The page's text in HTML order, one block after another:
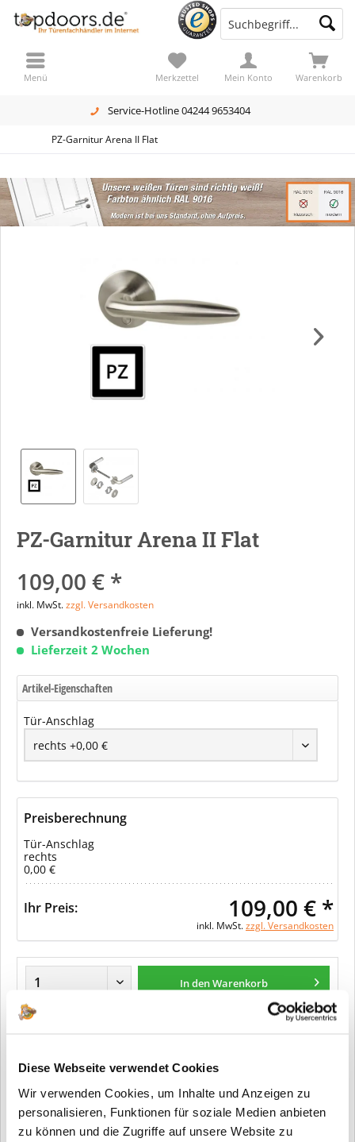
Diese Webseite verwendet Cookies
Wir verwenden Cookies, um Inhalte und Anzeigen zu
personalisieren, Funktionen für soziale Medien anbieten
zu können und die Zugriffe auf unsere Website zu
Service-Hotline 04244 9653404
Warenkorb
Merkzettel Mein Konto
Menü
PZ-Garnitur Arena II Flat
PZ-Garnitur Arena II Flat
109,00 € *
inkl. MwSt.zzgl. Versandkosten
Versandkostenfreie Lieferung!
Lieferzeit 2 Wochen
Artikel-Eigenschaften
Tür-Anschlag
Preisberechnung
Tür-Anschlag
rechts
0,00 €
Ihr Preis: 109,00 € *
inkl. MwSt.zzgl. Versandkosten
In den Warenkorb
Artikel-Nr.: